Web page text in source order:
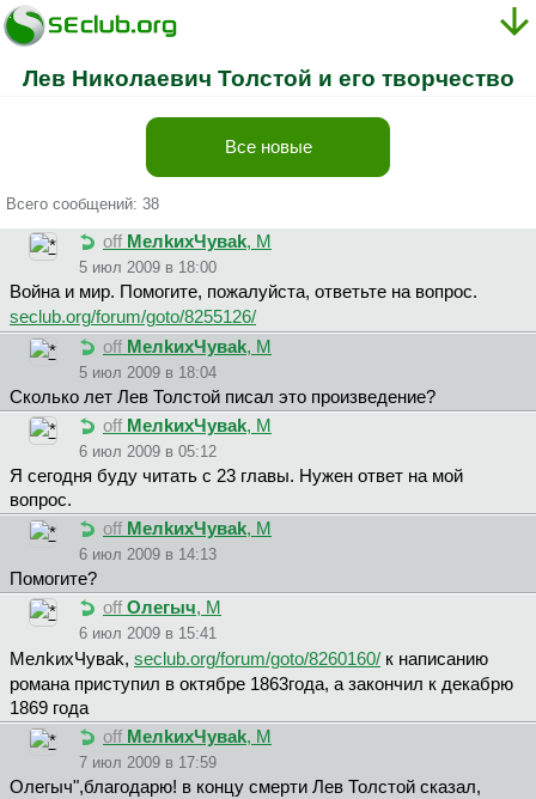
Лев Николаевич Толстой и его творчество
Все новые
Всего сообщений: 38
off MeлkиxЧyвak, М
5 июл 2009 в 18:00
Война и мир. Помогите, пожалуйста, ответьте на вопрос.
seclub.org/forum/goto/8255126/
off MeлkиxЧyвak, М
5 июл 2009 в 18:04
Сколько лет Лев Толстой писал это произведение?
off MeлkиxЧyвak, М
6 июл 2009 в 05:12
Я сегодня буду читать с 23 главы. Нужен ответ на мой
вопрос.
off MeлkиxЧyвak, М
6 июл 2009 в 14:13
Помогите?
off Олегыч, М
6 июл 2009 в 15:41
MeлkиxЧyвak, seclub.org/forum/goto/8260160/ к написанию
романа приступил в октябре 1863года, а закончил к декабрю
1869 года
off MeлkиxЧyвak, М
7 июл 2009 в 17:59
Oлeгыч",благодарю! в концу смерти Лев Толстой сказал,